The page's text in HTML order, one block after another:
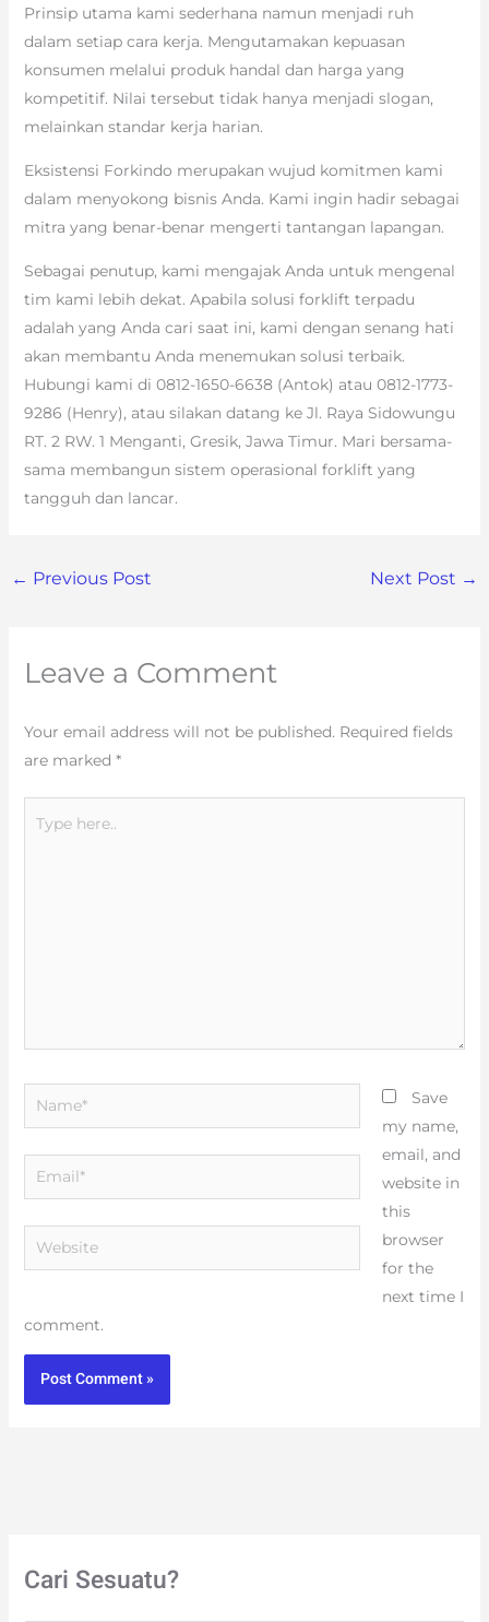
Prinsip utama kami sederhana namun menjadi ruh
dalam setiap cara kerja. Mengutamakan kepuasan
konsumen melalui produk handal dan harga yang
kompetitif. Nilai tersebut tidak hanya menjadi slogan,
melainkan standar kerja harian.
Eksistensi Forkindo merupakan wujud komitmen kami
dalam menyokong bisnis Anda. Kami ingin hadir sebagai
mitra yang benar-benar mengerti tantangan lapangan.
Sebagai penutup, kami mengajak Anda untuk mengenal
tim kami lebih dekat. Apabila solusi forklift terpadu
adalah yang Anda cari saat ini, kami dengan senang hati
akan membantu Anda menemukan solusi terbaik.
Hubungi kami di 0812-1650-6638 (Antok) atau 0812-1773-
9286 (Henry), atau silakan datang ke Jl. Raya Sidowungu
RT. 2 RW. 1 Menganti, Gresik, Jawa Timur. Mari bersama-
sama membangun sistem operasional forklift yang
tangguh dan lancar.
← Previous Post Next Post →
Leave a Comment
Your email address will not be published. Required fields
are marked *
here..
Name*
Email*
Website
Save
my name,
email, and
website in
this
browser
for the
next time I
comment.
Cari Sesuatu?